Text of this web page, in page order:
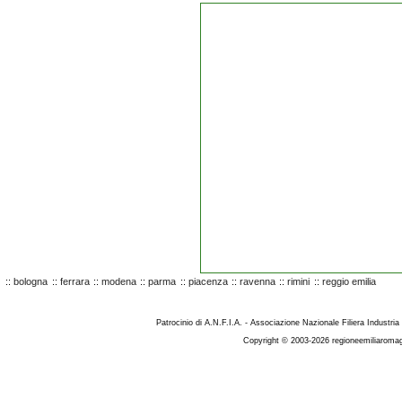
:: bologna :: ferrara :: modena :: parma :: piacenza :: ravenna :: rimini :: reggio emilia
Patrocinio di A.N.F.I.A. - Associazione Nazionale Filiera
Copyright © 2003-2026